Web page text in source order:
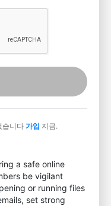
습니다가입 지금.
a safe online
be vigilant
or running files
set strong